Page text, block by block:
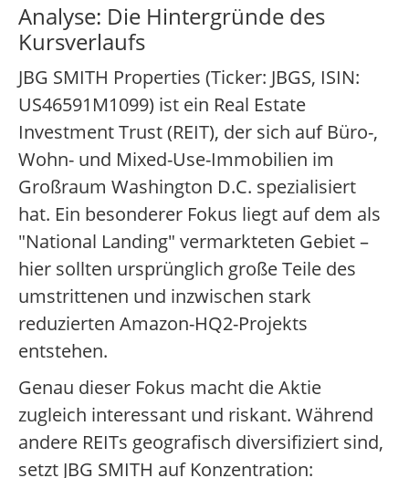
Analyse: Die Hintergründe des
Kursverlaufs
JBG SMITH Properties (Ticker: JBGS, ISIN:
US46591M1099) ist ein Real Estate
Investment Trust (REIT), der sich auf Büro-,
Wohn- und Mixed-Use-Immobilien im
Großraum Washington D.C. spezialisiert
hat. Ein besonderer Fokus liegt auf dem als
"National Landing" vermarkteten Gebiet –
hier sollten ursprünglich große Teile des
umstrittenen und inzwischen stark
reduzierten Amazon-HQ2-Projekts
entstehen.
Genau dieser Fokus macht die Aktie
zugleich interessant und riskant. Während
andere REITs geografisch diversifiziert sind,
setzt JBG SMITH auf Konzentration: